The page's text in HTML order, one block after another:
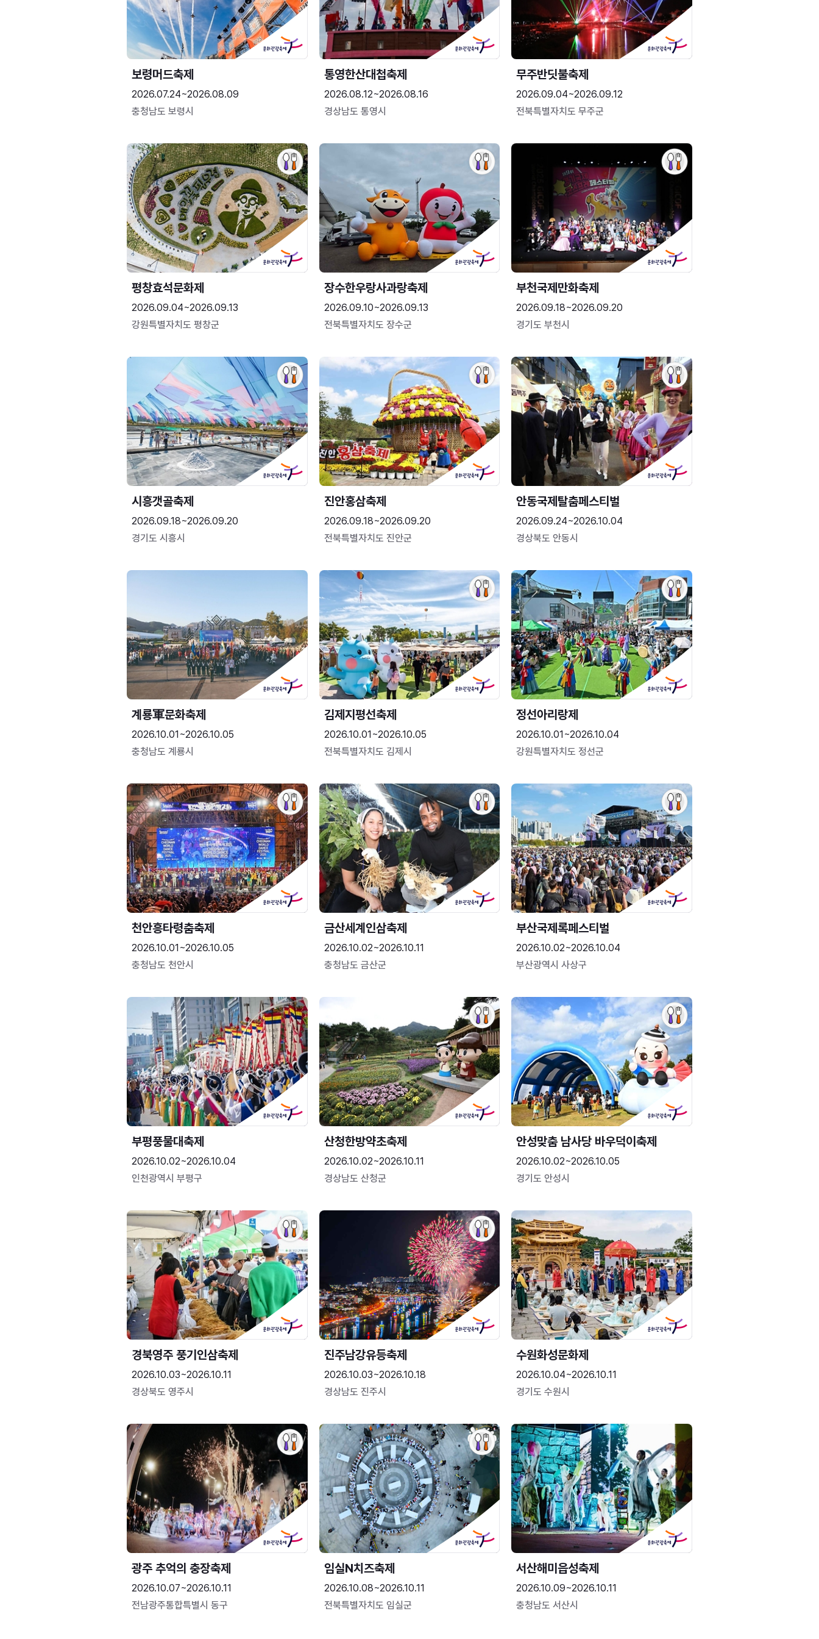
보령머드축제
2026.07.24~2026.08.09
충청남도 보령시
통영한산대첩축제
2026.08.12~2026.08.16
경상남도 통영시
무주반딧불축제
2026.09.04~2026.09.12
전북특별자치도 무주군
평창효석문화제
2026.09.04~2026.09.13
강원특별자치도 평창군
장수한우랑사과랑축제
2026.09.10~2026.09.13
전북특별자치도 장수군
부천국제만화축제
2026.09.18~2026.09.20
경기도 부천시
시흥갯골축제
2026.09.18~2026.09.20
경기도 시흥시
진안홍삼축제
2026.09.18~2026.09.20
전북특별자치도 진안군
안동국제탈춤페스티벌
2026.09.24~2026.10.04
경상북도 안동시
2026.10.01~2026.10.05
충청남도 계룡시
김제지평선축제
2026.10.01~2026.10.05
전북특별자치도 김제시
정선아리랑제
2026.10.01~2026.10.04
강원특별자치도 정선군
천안흥타령춤축제
2026.10.01~2026.10.05
충청남도 천안시
금산세계인삼축제
2026.10.02~2026.10.11
충청남도 금산군
부산국제록페스티벌
2026.10.02~2026.10.04
부산광역시 사상구
부평풍물대축제
2026.10.02~2026.10.04
인천광역시 부평구
산청한방약초축제
2026.10.02~2026.10.11
경상남도 산청군
안성맞춤 남사당 바우덕이축제
2026.10.02~2026.10.05
경기도 안성시
경북영주 풍기인삼축제
2026.10.03~2026.10.11
경상북도 영주시
진주남강유등축제
2026.10.03~2026.10.18
경상남도 진주시
수원화성문화제
2026.10.04~2026.10.11
경기도 수원시
광주 추억의 충장축제
2026.10.07~2026.10.11
전남광주통합특별시 동구
임실N치즈축제
2026.10.08~2026.10.11
전북특별자치도 임실군
서산해미읍성축제
2026.10.09~2026.10.11
충청남도 서산시